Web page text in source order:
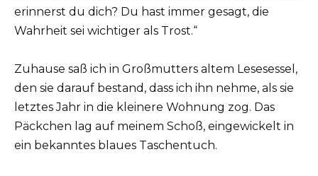
erinnerst du dich? Du hast immer gesagt, die
Wahrheit sei wichtiger als Trost.“
Zuhause saß ich in Großmutters altem Lesesessel,
den sie darauf bestand, dass ich ihn nehme, als sie
letztes Jahr in die kleinere Wohnung zog. Das
Päckchen lag auf meinem Schoß, eingewickelt in
ein bekanntes blaues Taschentuch.